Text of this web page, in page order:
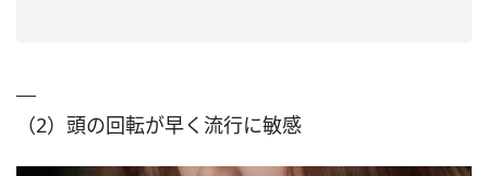
（2）頭の回転が早く流行に敏感